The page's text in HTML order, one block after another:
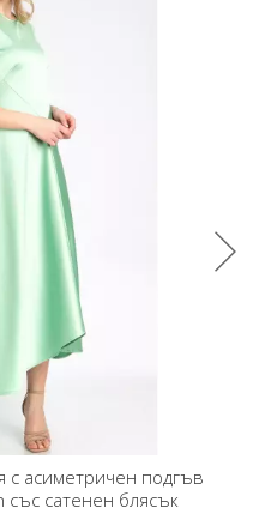
с асиметричен подгъв
сатенен блясък